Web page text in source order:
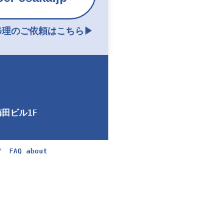
理のご依頼はこちら▶︎
ビル1F
FAQ about